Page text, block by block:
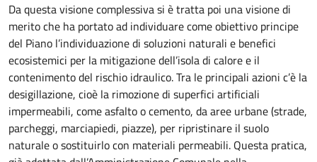
Da questa visione complessiva si è tratta poi una visione di
merito che ha portato ad individuare come obiettivo principe
del Piano l’individuazione di soluzioni naturali e benefici
ecosistemici per la mitigazione dell’isola di calore e il
contenimento del rischio idraulico. Tra le principali azioni c’è la
desigillazione, cioè la rimozione di superfici artificiali
impermeabili, come asfalto o cemento, da aree urbane (strade,
parcheggi, marciapiedi, piazze), per ripristinare il suolo
naturale o sostituirlo con materiali permeabili. Questa pratica,